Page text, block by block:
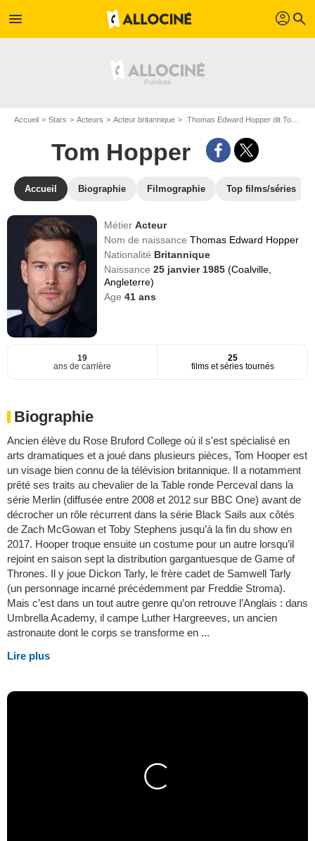
menu profil search
Accueil Stars Acteurs Acteur britannique Thomas Edward Hopper dit Tom Hopper
Tom Hopper
Accueil Biographie Filmographie Top films/séries
MétierActeur
Nom de naissanceThomas Edward Hopper
Nationalité Britannique
Naissance25 janvier 1985(Coalville,
Angleterre)
Age41 ans
19
ans de carrière
25
films et séries tournés
Biographie
Ancien élève du Rose Bruford College où il s'est spécialisé en
arts dramatiques et a joué dans plusieurs pièces, Tom Hooper est
un visage bien connu de la télévision britannique. Il a notamment
prêté ses traits au chevalier de la Table ronde Perceval dans la
série Merlin (diffusée entre 2008 et 2012 sur BBC One) avant de
décrocher un rôle récurrent dans la série Black Sails aux côtés
de Zach McGowan et Toby Stephens jusqu’à la fin du show en
2017. Hooper troque ensuite un costume pour un autre lorsqu’il
rejoint en saison sept la distribution gargantuesque de Game of
Thrones. Il y joue Dickon Tarly, le frère cadet de Samwell Tarly
(un personnage incarné précédemment par Freddie Stroma).
Mais c’est dans un tout autre genre qu’on retrouve l’Anglais : dans
Umbrella Academy, il campe Luther Hargreeves, un ancien
astronaute dont le corps se transforme en ...
Lire plus